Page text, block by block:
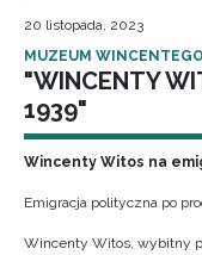
20 listopada, 2023
MUZEUM
"WINCENTY
1939"
Wincenty Witos na
Emigracja polityczna po
Wincenty Witos, wybitny